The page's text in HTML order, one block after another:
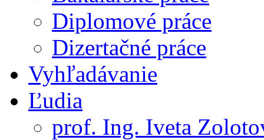
Diplomové práce
Dizertačné práce
Vyhľadávanie
Ľudia
prof. Ing. Iveta